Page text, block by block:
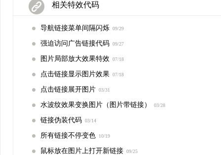
相关特效代码
导航链接菜单间隔闪烁 09/29
强迫访问广告链接代码 09/27
图片局部放大效果特效 07/18
点击链接显示图片效果 07/18
点击链接展开图片 03/31
水波纹效果变换图片（图片带链接） 03/28
链接伪装代码 03/14
所有链接不停变色 10/19
鼠标放在图片上打开新链接 09/25